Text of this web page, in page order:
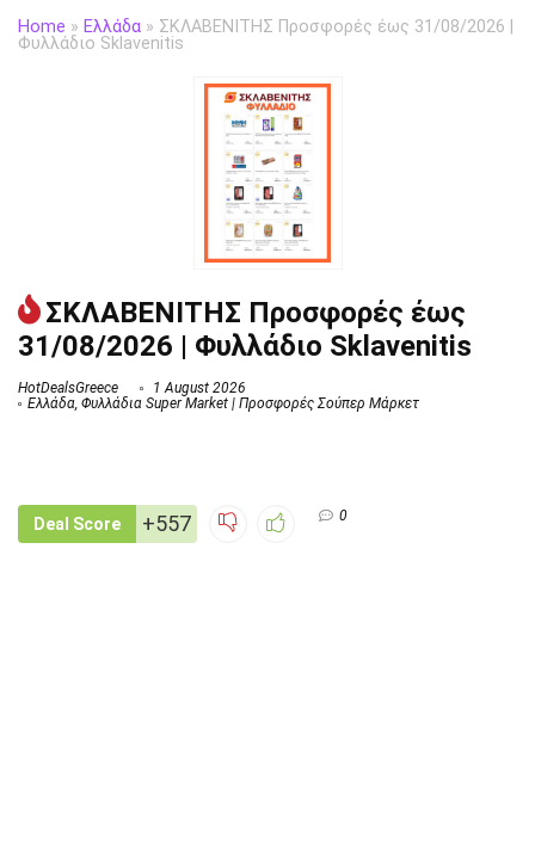
Home » Ελλάδα » ΣΚΛΑΒΕΝΙΤΗΣ Προσφορές έως 31/08/2026 |
Φυλλάδιο Sklavenitis
ΣΚΛΑΒΕΝΙΤΗΣ Προσφορές έως
31/08/2026 | Φυλλάδιο Sklavenitis
HotDealsGreece
1 August 2026
Ελλάδα, Φυλλάδια Super Market | Προσφορές Σούπερ Μάρκετ
Deal Score +557 0